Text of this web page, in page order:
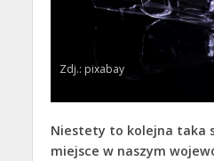
Zdj.: pixabay
Niestety to kolejna taka
miejsce w naszym